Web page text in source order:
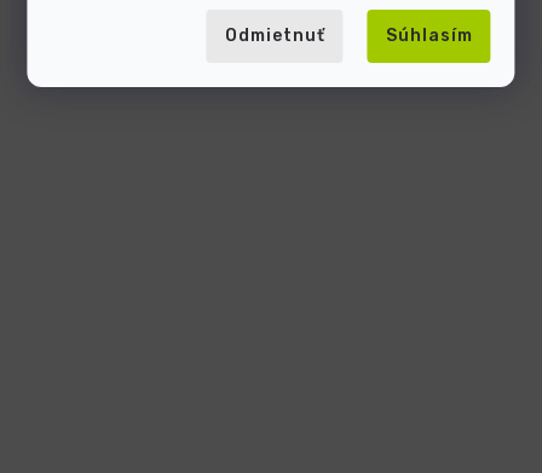
Odmietnuť Súhlasím